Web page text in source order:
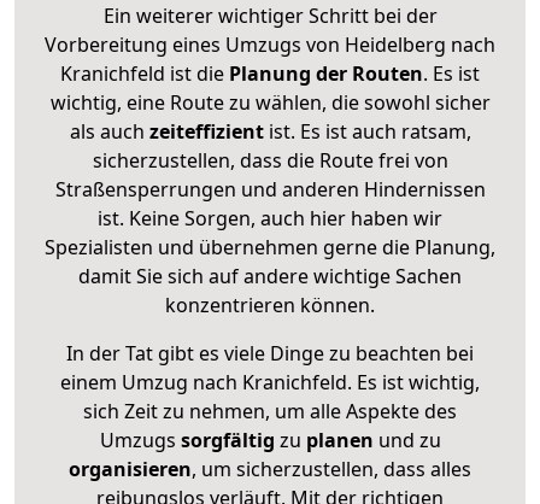
Ein weiterer wichtiger Schritt bei der
Vorbereitung eines Umzugs von Heidelberg nach
Kranichfeld ist die Planung der Routen. Es ist
wichtig, eine Route zu wählen, die sowohl sicher
als auch zeiteffizientist. Es ist auch ratsam,
sicherzustellen, dass die Route frei von
Straßensperrungen und anderen Hindernissen
ist. Keine Sorgen, auch hier haben wir
Spezialisten und übernehmen gerne die Planung,
damit Sie sich auf andere wichtige Sachen
konzentrieren können.
In der Tat gibt es viele Dinge zu beachten bei
einem Umzug nach Kranichfeld. Es ist wichtig,
sich Zeit zu nehmen, um alle Aspekte des
Umzugs sorgfältig zu planen und zu
organisieren, um sicherzustellen, dass alles
reibungslos verläuft. Mit der richtigen